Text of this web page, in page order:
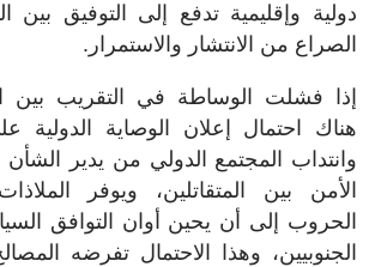
دولية وإقليمية تدفع إلى التوفيق بين
الصراع من الانتشار والاستمرار.
إذا فشلت الوساطة في التقريب بين
هناك احتمال إعلان الوصاية الدولية
وانتداب المجتمع الدولي من يدير
الأمن بين المتقاتلين، ويوفر
الحروب إلى أن يحين أوان التوافق
الجنوبيين، وهذا الاحتمال تفرضه